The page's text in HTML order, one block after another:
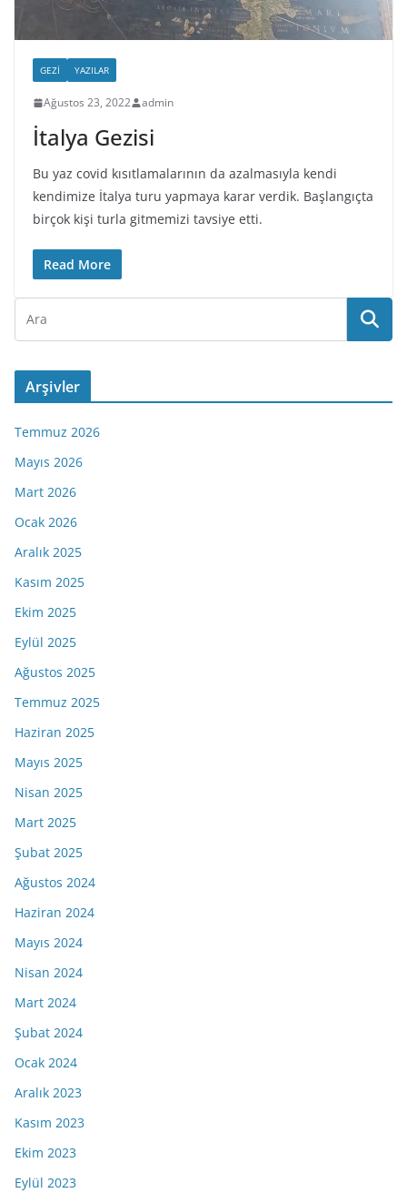
GEZI YAZILAR
Ağustos 23, 2022 admin
İtalya Gezisi
Bu yaz covid kısıtlamalarının da azalmasıyla kendi
kendimize İtalya turu yapmaya karar verdik. Başlangıçta
birçok kişi turla gitmemizi tavsiye etti.
Read More
Arşivler
Temmuz 2026
Mayıs 2026
Mart 2026
Ocak 2026
Aralık 2025
Kasım 2025
Ekim 2025
Eylül 2025
Ağustos 2025
Temmuz 2025
Haziran 2025
Mayıs 2025
Nisan 2025
Mart 2025
Şubat 2025
Ağustos 2024
Haziran 2024
Mayıs 2024
Nisan 2024
Mart 2024
Şubat 2024
Ocak 2024
Aralık 2023
Kasım 2023
Ekim 2023
Eylül 2023